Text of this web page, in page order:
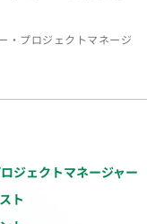
・プロジェクトマネージ
ジェクトマネージャー
ト